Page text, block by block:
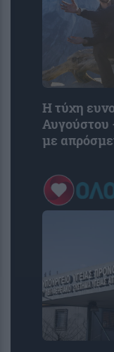
Η τύχη
Αυγούστου
με